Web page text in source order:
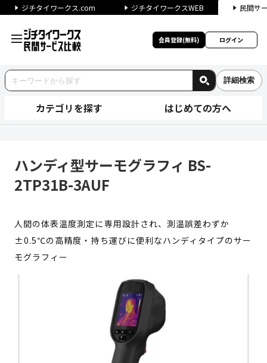
ジチタイワークス.com ジチタイワークスWEB 民間サ
会員登録(無料) ログイン
詳細検索
カテゴリを探す はじめての方へ
ハンディ型サーモグラフィ BS-
2TP31B-3AUF
人間の体表温度測定に専用設計され、測温誤差わずか
±0.5℃の高精度・持ち運びに便利なハンディタイプのサー
モグラフィー